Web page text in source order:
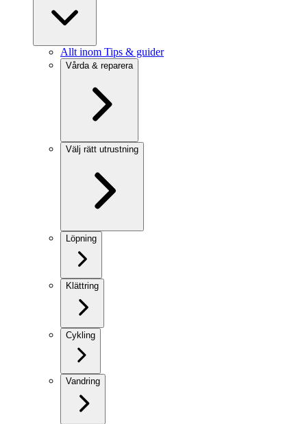
Allt inom Tips & guider
Vårda & reparera
Välj rätt utrustning
Löpning
Klättring
Cykling
Vandring